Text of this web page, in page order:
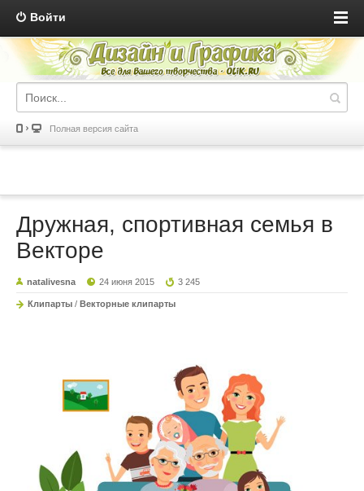
Войти
Полная версия сайта
Дружная, спортивная семья в
Векторе
natalivesna 24 июня 2015 3 245
Клипарты / Векторные клипарты